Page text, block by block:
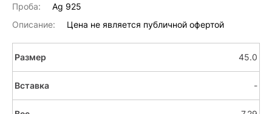
Проба:
Ag 925
Описание:
Цена не является публичной офертой
45.0
-